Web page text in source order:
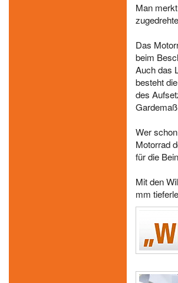
Man
Das
beim
Auch das
besteht
des
Wer
Motorrad
für die
Mit den
mm